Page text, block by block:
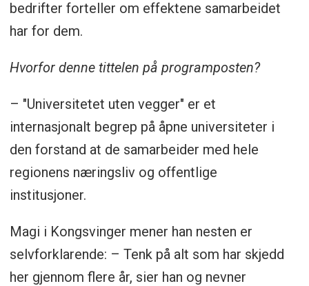
bedrifter forteller om effektene samarbeidet
har for dem.
Hvorfor denne tittelen på programposten?
– "Universitetet uten vegger" er et
internasjonalt begrep på åpne universiteter i
den forstand at de samarbeider med hele
regionens næringsliv og offentlige
institusjoner.
Magi i Kongsvinger mener han nesten er
selvforklarende: – Tenk på alt som har skjedd
her gjennom flere år, sier han og nevner